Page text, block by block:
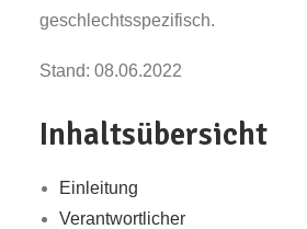
geschlechtsspezifisch.
Stand: 08.06.2022
Inhaltsübersicht
Einleitung
Verantwortlicher